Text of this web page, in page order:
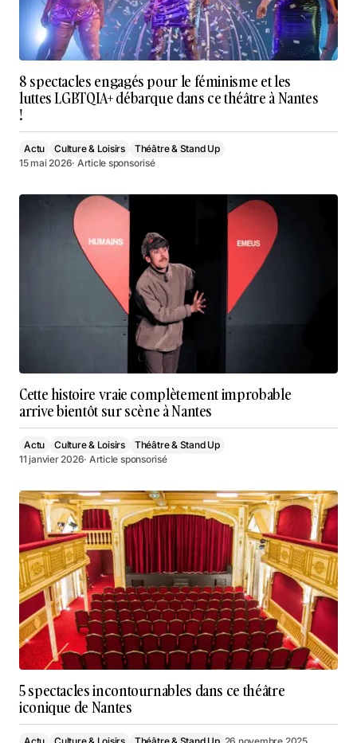
8 spectacles engagés pour le féminisme et les
luttes LGBTQIA+ débarque dans ce théâtre à Nantes
!
Actu Culture & Loisirs
Théâtre & Stand Up
15 mai 2026· Article sponsorisé
Cette histoire vraie complètement improbable
arrive bientôt sur scène à Nantes
Actu Culture & Loisirs
Théâtre & Stand Up
11 janvier 2026· Article sponsorisé
5 spectacles incontournables dans ce théâtre
iconique de Nantes